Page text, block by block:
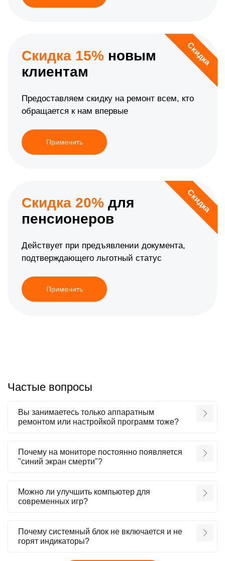
Скидка
Скидка 15% новым
клиентам
Предоставляем скидку на ремонт всем, кто
обращается к нам впервые
Применить
Скидка
Скидка 20% для
пенсионеров
Действует при предъявлении документа,
подтверждающего льготный статус
Применить
Частые вопросы
Вы занимаетесь только аппаратным
ремонтом или настройкой программ тоже?
Почему на мониторе постоянно появляется
"синий экран смерти"?
Можно ли улучшить компьютер для
современных игр?
Почему системный блок не включается и не
горят индикаторы?